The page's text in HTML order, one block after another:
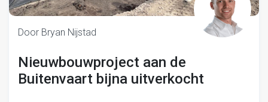
Door Bryan Nijstad
Nieuwbouwproject aan de
Buitenvaart bijna uitverkocht